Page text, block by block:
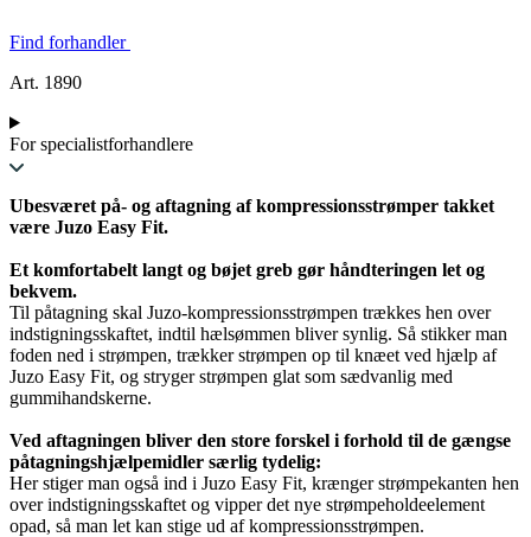
Find forhandler
Art. 1890
For specialistforhandlere
Ubesværet på- og aftagning af kompressionsstrømper takket
være Juzo Easy Fit.
Et komfortabelt langt og bøjet greb gør håndteringen let og
bekvem.
Til påtagning skal Juzo-kompressionsstrømpen trækkes hen over
indstigningsskaftet, indtil hælsømmen bliver synlig. Så stikker man
foden ned i strømpen, trækker strømpen op til knæet ved hjælp af
Juzo Easy Fit, og stryger strømpen glat som sædvanlig med
gummihandskerne.
Ved aftagningen bliver den store forskel i forhold til de gængse
påtagningshjælpemidler særlig tydelig:
Her stiger man også ind i Juzo Easy Fit, krænger strømpekanten hen
over indstigningsskaftet og vipper det nye strømpeholdeelement
opad, så man let kan stige ud af kompressionsstrømpen.